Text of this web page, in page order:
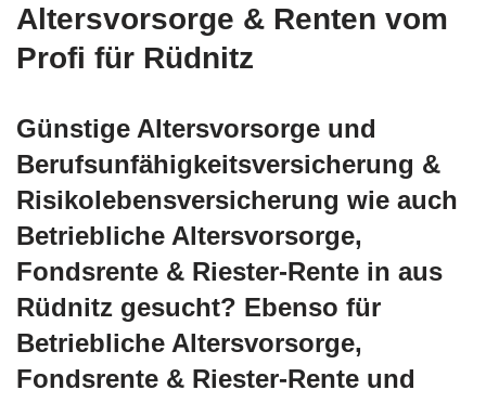
Altersvorsorge & Renten vom
Profi für Rüdnitz
Günstige Altersvorsorge und
Berufsunfähigkeitsversicherung &
Risikolebensversicherung wie auch
Betriebliche Altersvorsorge,
Fondsrente & Riester-Rente in aus
Rüdnitz gesucht? Ebenso für
Betriebliche Altersvorsorge,
Fondsrente & Riester-Rente und